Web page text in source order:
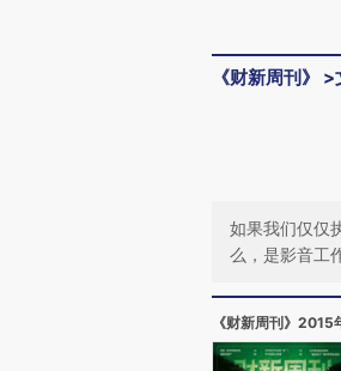
《财新周刊》 >
如果我们仅仅
么，是影音工
《财新周刊》